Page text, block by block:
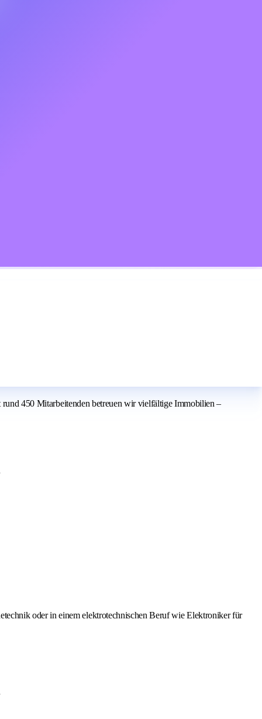
450 Mitarbeitenden betreuen wir vielfältige Immobilien –
oder in einem elektrotechnischen Beruf wie Elektroniker für